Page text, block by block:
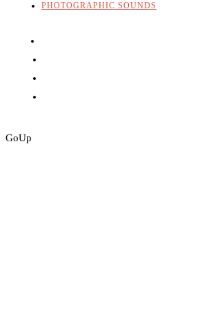
PHOTOGRAPHIC SOUNDS
GoUp